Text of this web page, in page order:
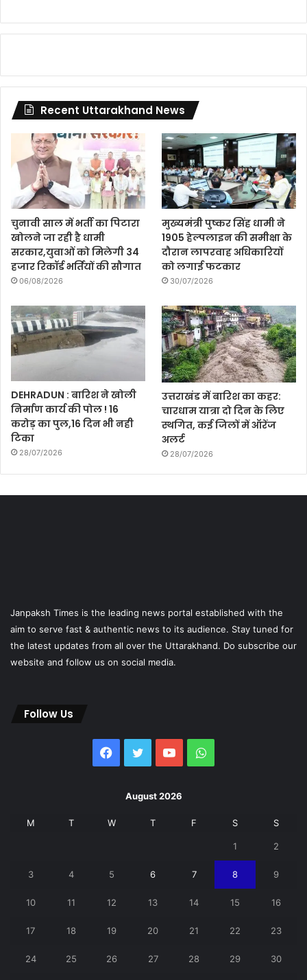
Recent Uttarakhand News
चुनावी साल में भर्ती का पिटारा
खोलने जा रही है धामी
सरकार,युवाओं को मिलेगी 34
हजार रिकॉर्ड भर्तियों की सौगात
06/08/2026
मुख्यमंत्री पुष्कर सिंह धामी ने
1905 हेल्पलाइन की समीक्षा के
दौरान लापरवाह अधिकारियों
को लगाई फटकार
30/07/2026
DEHRADUN : बारिश ने खोली
निर्माण कार्य की पोल ! 16
करोड़ का पुल,16 दिन भी नही
टिका
28/07/2026
उत्तराखंड में बारिश का कहर:
चारधाम यात्रा दो दिन के लिए
स्थगित, कई जिलों में ऑरेंज
अलर्ट
28/07/2026
Janpaksh Times is the leading news portal established with the
aim to serve fast & authentic news to its audience. Stay tuned for
the latest updates from all over the Uttarakhand. Do subscribe our
website and follow us on social media.
Follow Us
Facebook
Twitter YouTubeWhatsApp
August 2026
M T W T F S S
1 2
3 4 5 6 7 8 9
10 11 12 13 14 15 16
17 18 19 20 21 22 23
24 25 26 27 28 29 30